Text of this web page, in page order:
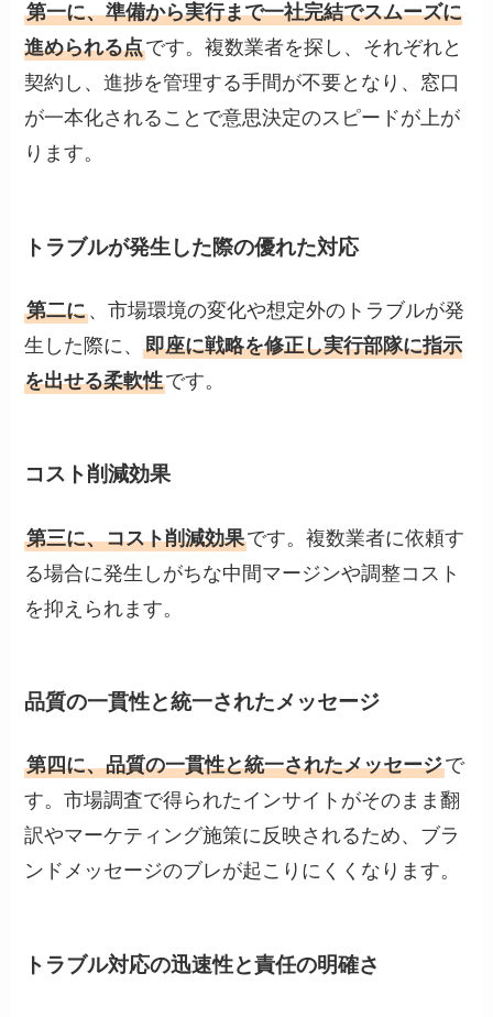
第一に、準備から実行まで一社完結でスムーズに
進められる点です。複数業者を探し、それぞれと
契約し、進捗を管理する手間が不要となり、窓口
が一本化されることで意思決定のスピードが上が
ります。
トラブルが発生した際の優れた対応
第二に、市場環境の変化や想定外のトラブルが発
生した際に、即座に戦略を修正し実行部隊に指示
を出せる柔軟性です。
コスト削減効果
第三に、コスト削減効果です。複数業者に依頼す
る場合に発生しがちな中間マージンや調整コスト
を抑えられます。
品質の一貫性と統一されたメッセージ
第四に、品質の一貫性と統一されたメッセージで
す。市場調査で得られたインサイトがそのまま翻
訳やマーケティング施策に反映されるため、ブラ
ンドメッセージのブレが起こりにくくなります。
トラブル対応の迅速性と責任の明確さ